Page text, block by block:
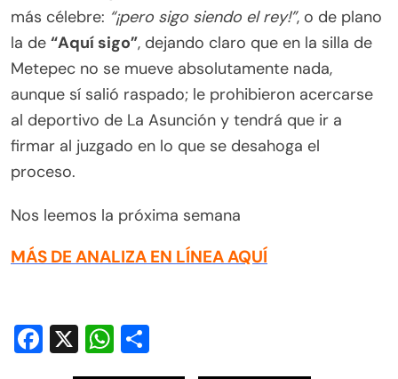
más célebre: “¡pero sigo siendo el rey!”, o de plano
la de “Aquí sigo”, dejando claro que en la silla de
Metepec no se mueve absolutamente nada,
aunque sí salió raspado; le prohibieron acercarse
al deportivo de La Asunción y tendrá que ir a
firmar al juzgado en lo que se desahoga el
proceso.
Nos leemos la próxima semana
MÁS DE ANALIZA EN LÍNEA AQUÍ
Facebook
X WhatsApp